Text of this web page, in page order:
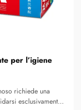
per l’igiene
richiede una
esclusivamente